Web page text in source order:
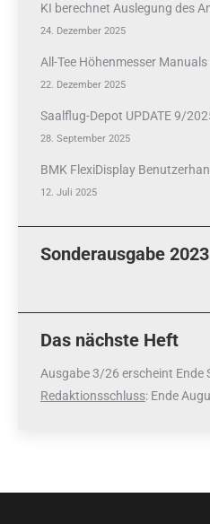
KI berechnet Auslegung des
24. Dezember 2025
All-Tee Höhenmesser
22. Dezember 2025
Saalflug-Depot UPDATE 9/
28. September 2025
BMK FlexiDisplay
12. Juli 2025
Sonderausgabe 2023
Das nächste Heft
Ausgabe 3/26 erscheint Ende
Redaktionsschluss: Ende